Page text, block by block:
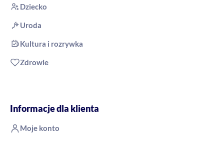
Dziecko
Uroda
Kultura i rozrywka
Zdrowie
Informacje dla klienta
Moje konto